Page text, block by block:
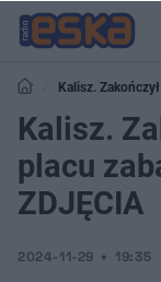
Kalisz.
Kalisz.
placu
ZDJĘCIA
2024-11-29 19:35